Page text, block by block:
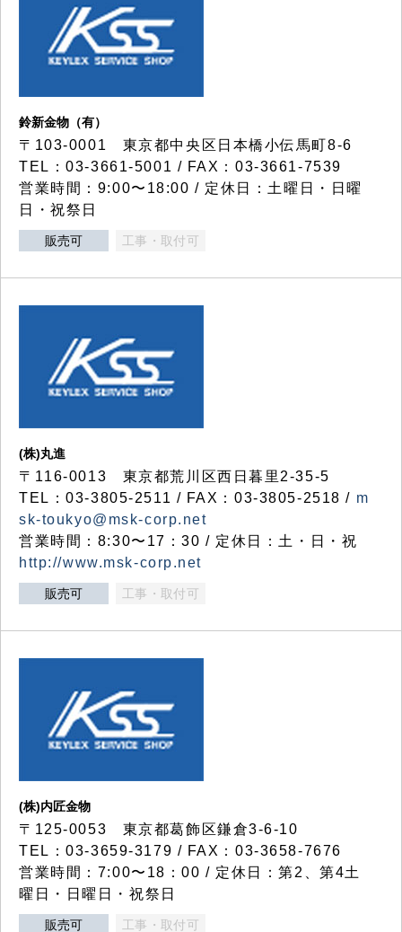
鈴新金物（有）
〒103-0001 東京都中央区日本橋小伝馬町8-6
TEL：03-3661-5001 / FAX：03-3661-7539
営業時間：9:00〜18:00 / 定休日：土曜日・日曜
日・祝祭日
販売可 工事・取付可
(株)丸進
〒116-0013 東京都荒川区西日暮里2-35-5
TEL：03-3805-2511 / FAX：03-3805-2518 / m
sk-toukyo@msk-corp.net
営業時間：8:30〜17：30 / 定休日：土・日・祝
http://www.msk-corp.net
販売可 工事・取付可
(株)内匠金物
〒125-0053 東京都葛飾区鎌倉3-6-10
TEL：03-3659-3179 / FAX：03-3658-7676
営業時間：7:00〜18：00 / 定休日：第2、第4土
曜日・日曜日・祝祭日
販売可 工事・取付可